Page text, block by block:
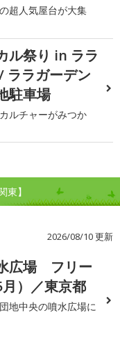
超人気屋台が大集
ル祭り in ララ
ララガーデン
駐車場
ルチャーがみつか
東】
2026/08/10 更新
広場 フリー
）／東京都
地中央の噴水広場に